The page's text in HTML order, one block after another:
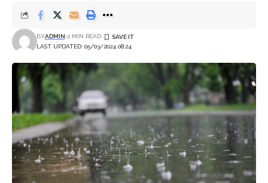
LAST UPDATED: 05/03/2024 08:24
BYADMIN 2 MIN READ